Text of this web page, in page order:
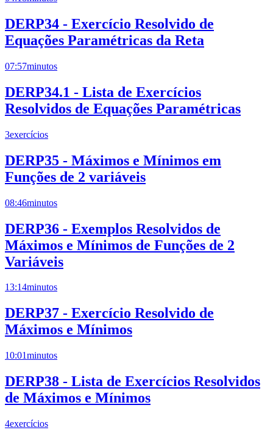
DERP34 - Exercício Resolvido de
Equações Paramétricas da Reta
07:57minutos
DERP34.1 - Lista de Exercícios
Resolvidos de Equações Paramétricas
3exercícios
DERP35 - Máximos e Mínimos em
Funções de 2 variáveis
08:46minutos
DERP36 - Exemplos Resolvidos de
Máximos e Mínimos de Funções de 2
Variáveis
13:14minutos
DERP37 - Exercício Resolvido de
Máximos e Mínimos
10:01minutos
DERP38 - Lista de Exercícios Resolvidos
de Máximos e Mínimos
4exercícios